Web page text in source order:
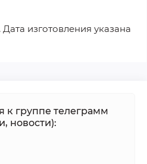
Дата изготовления указана
к группе телеграмм
новости):